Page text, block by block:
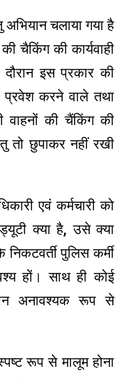
अभियान चलाया गया है
चैकिंग की कार्यवाही
इस प्रकार की
करने वाले तथा
की चैंकिंग की
तो छुपाकर नहीं रखी
एवं कर्मचारी को
क्या है, उसे क्या
पुलिस कर्मी
हों। साथ ही कोई
अनावश्यक रूप से
रूप से मालूम होना